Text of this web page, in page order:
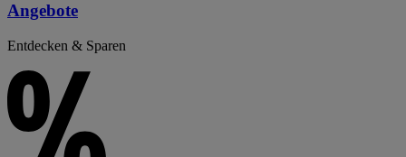
Angebote
Entdecken & Sparen